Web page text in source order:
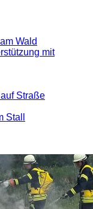
Wald
mit
Straße